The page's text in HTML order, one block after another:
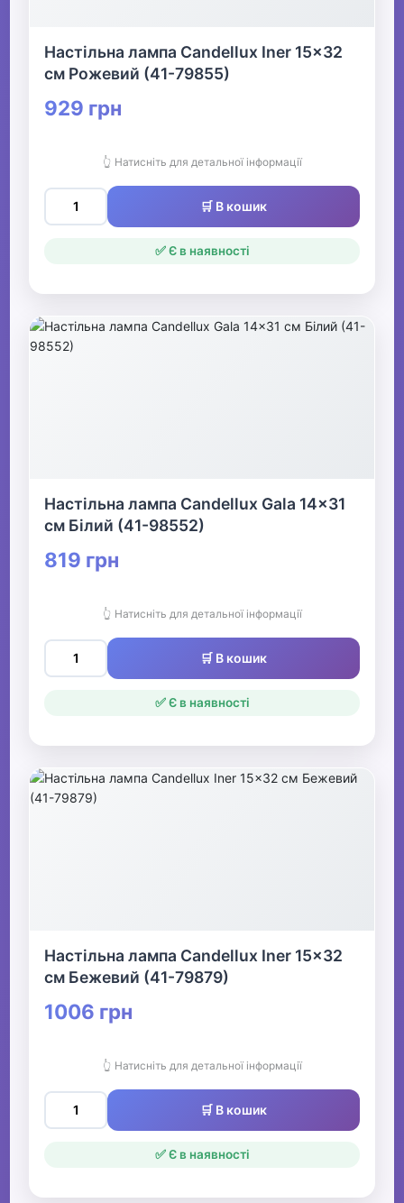
Настільна лампа Candellux Iner 15x32
см Рожевий (41-79855)
929 грн
👆 Натисніть для детальної інформації
🛒 В кошик
✅ Є в наявності
Настільна лампа Candellux Gala 14x31
см Білий (41-98552)
819 грн
👆 Натисніть для детальної інформації
🛒 В кошик
✅ Є в наявності
Настільна лампа Candellux Iner 15x32
см Бежевий (41-79879)
1006 грн
👆 Натисніть для детальної інформації
🛒 В кошик
✅ Є в наявності